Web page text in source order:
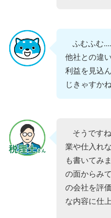
ふむふむ
他社との違
利益を見込
じきゃすか
そうです
業や仕入れ
も書いてみ
の面からみ
の会社を評
な内容に仕